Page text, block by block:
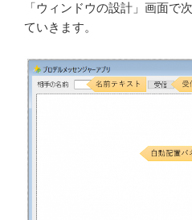
「ウィンドウの設計」画面で
ていきます。